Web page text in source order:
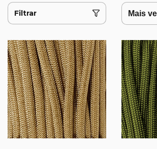
Filtrar